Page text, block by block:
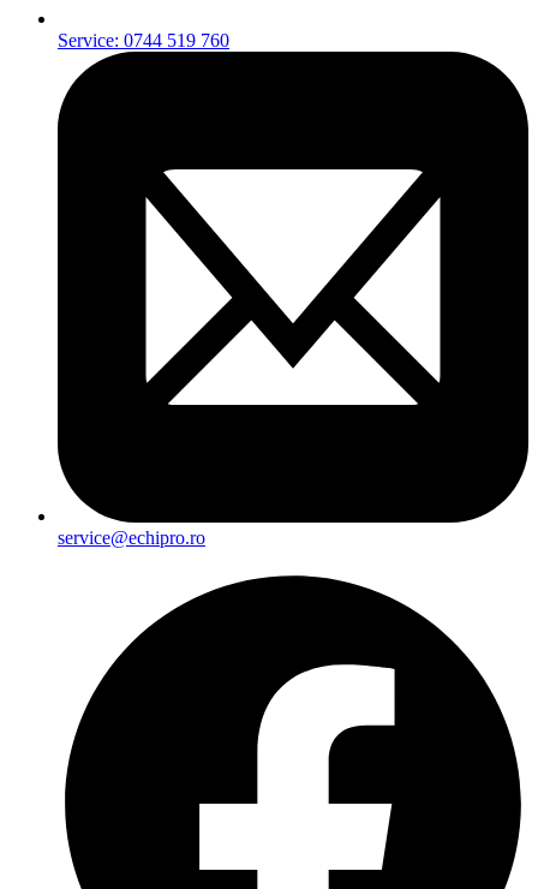
Service: 0744 519 760
service@echipro.ro